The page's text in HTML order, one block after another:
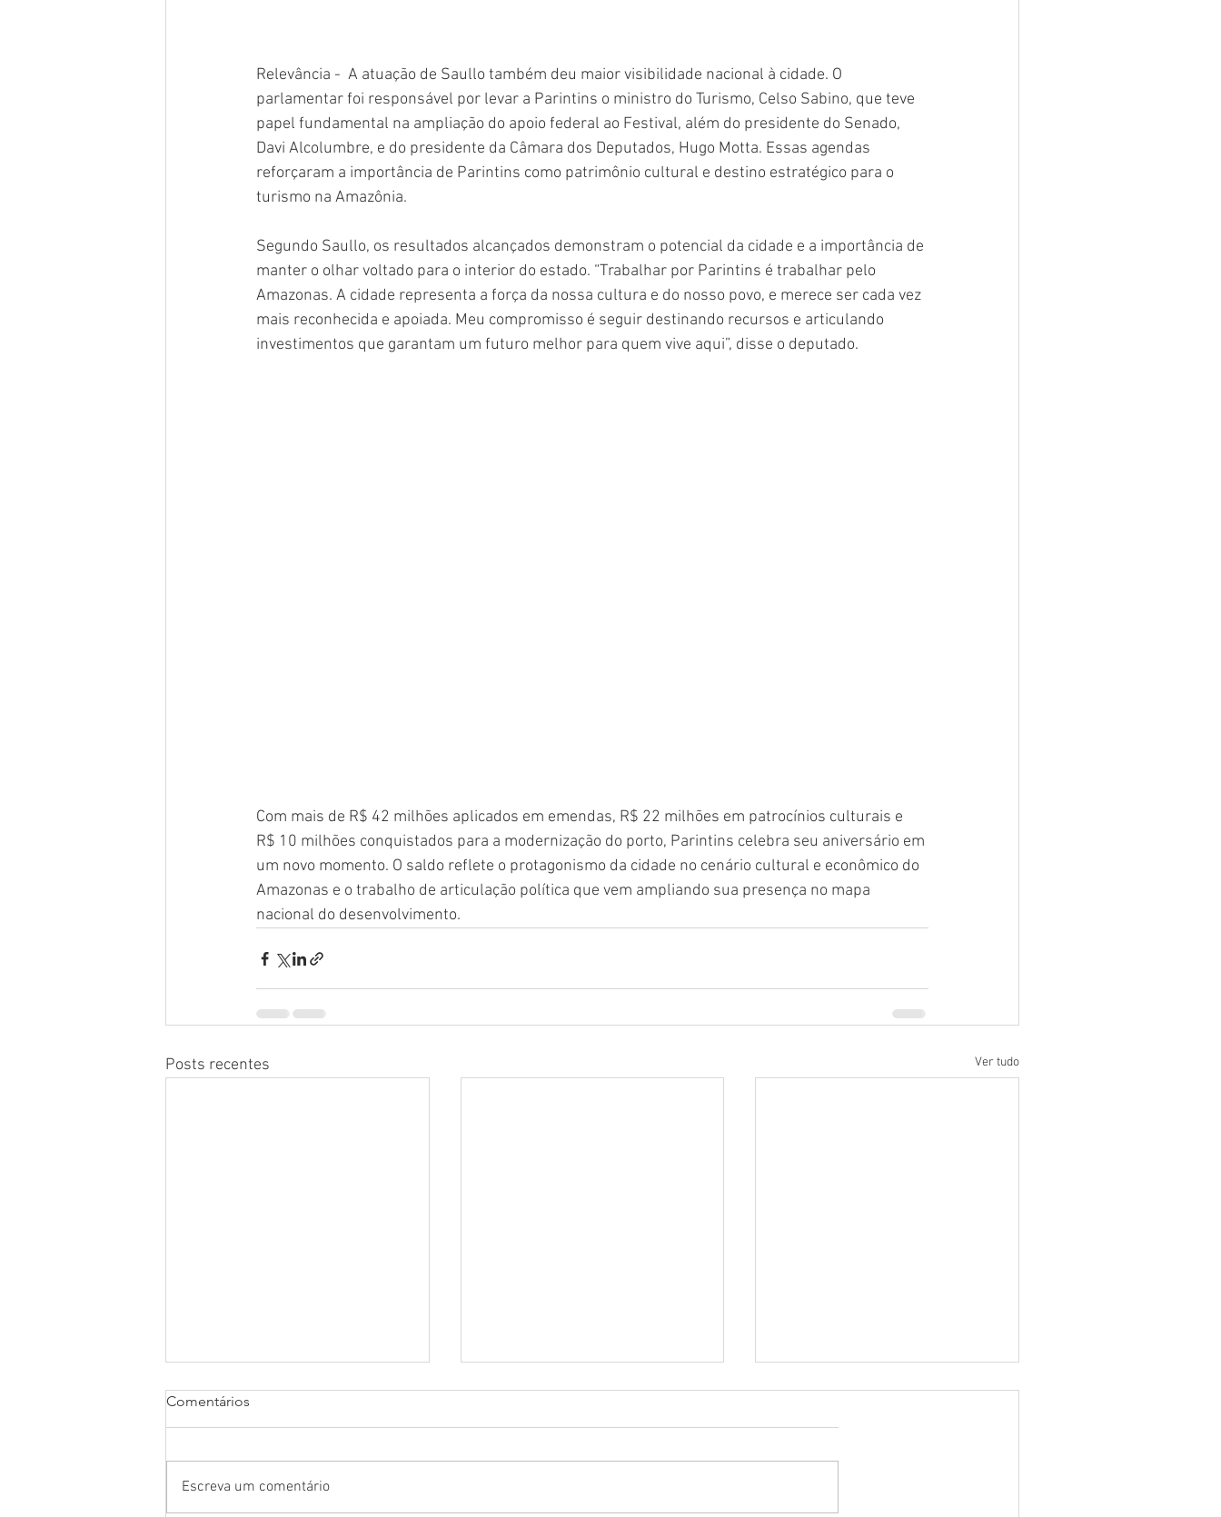
Relevância -  A atuação de Saullo também deu maior visibilidade nacional à cidade. O
parlamentar foi responsável por levar a Parintins o ministro do Turismo, Celso Sabino, que teve
papel fundamental na ampliação do apoio federal ao Festival, além do presidente do Senado,
Davi Alcolumbre, e do presidente da Câmara dos Deputados, Hugo Motta. Essas agendas
reforçaram a importância de Parintins como patrimônio cultural e destino estratégico para o
turismo na Amazônia.
Segundo Saullo, os resultados alcançados demonstram o potencial da cidade e a importância de
manter o olhar voltado para o interior do estado. “Trabalhar por Parintins é trabalhar pelo
Amazonas. A cidade representa a força da nossa cultura e do nosso povo, e merece ser cada vez
mais reconhecida e apoiada. Meu compromisso é seguir destinando recursos e articulando
investimentos que garantam um futuro melhor para quem vive aqui”, disse o deputado.
Com mais de R$ 42 milhões aplicados em emendas, R$ 22 milhões em patrocínios culturais e
R$ 10 milhões conquistados para a modernização do porto, Parintins celebra seu aniversário em
um novo momento. O saldo reflete o protagonismo da cidade no cenário cultural e econômico do
Amazonas e o trabalho de articulação política que vem ampliando sua presença no mapa
nacional do desenvolvimento.
Posts recentes Ver tudo
Comentários
Escreva um comentário